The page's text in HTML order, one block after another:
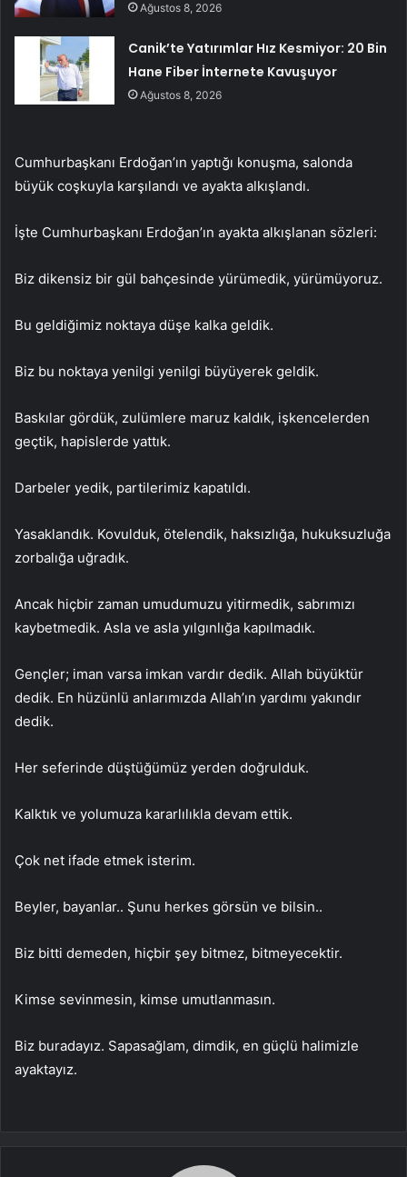
Ağustos 8, 2026
Canik’te Yatırımlar Hız Kesmiyor: 20 Bin
Hane Fiber İnternete Kavuşuyor
Ağustos 8, 2026
Cumhurbaşkanı Erdoğan’ın yaptığı konuşma, salonda
büyük coşkuyla karşılandı ve ayakta alkışlandı.
İşte Cumhurbaşkanı Erdoğan’ın ayakta alkışlanan sözleri:
Biz dikensiz bir gül bahçesinde yürümedik, yürümüyoruz.
Bu geldiğimiz noktaya düşe kalka geldik.
Biz bu noktaya yenilgi yenilgi büyüyerek geldik.
Baskılar gördük, zulümlere maruz kaldık, işkencelerden
geçtik, hapislerde yattık.
Darbeler yedik, partilerimiz kapatıldı.
Yasaklandık. Kovulduk, ötelendik, haksızlığa, hukuksuzluğa
zorbalığa uğradık.
Ancak hiçbir zaman umudumuzu yitirmedik, sabrımızı
kaybetmedik. Asla ve asla yılgınlığa kapılmadık.
Gençler; iman varsa imkan vardır dedik. Allah büyüktür
dedik. En hüzünlü anlarımızda Allah’ın yardımı yakındır
dedik.
Her seferinde düştüğümüz yerden doğrulduk.
Kalktık ve yolumuza kararlılıkla devam ettik.
Çok net ifade etmek isterim.
Beyler, bayanlar.. Şunu herkes görsün ve bilsin..
Biz bitti demeden, hiçbir şey bitmez, bitmeyecektir.
Kimse sevinmesin, kimse umutlanmasın.
Biz buradayız. Sapasağlam, dimdik, en güçlü halimizle
ayaktayız.